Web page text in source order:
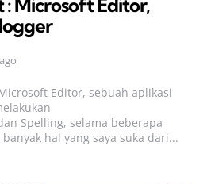
: Microsoft Editor,
Editor, sebuah aplikasi
Spelling, selama beberapa
hal yang saya suka dari...